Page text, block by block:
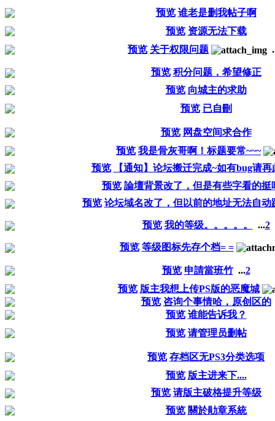
预览 谁老是删我帖子啊
预览 资源无法下载
预览 关于权限问题
预览 积分问题，希望修正
预览 向城主的求助
预览 已自刪
预览 网盘空间求合作
预览 我是骨灰哥啊！标题要常~~~
预览
【通知】论坛搬迁完成~如有bug请
预览 論壇背景改了，但是有些字看的挺
预览 论坛域名改了，但以前的地址无法自动
预览 我的等级。。。。。 ...2
预览 等级图标先存个档= =
预览 申請當班竹 ...2
预览 版主我想上传PS版的恶魔城
预览 咨询个事情哈，原创区的
预览 谁能告诉我？
预览 请管理员删帖
预览 存档区无PS3分类选项
预览 版主进来下....
预览 请版主破格提升等级
预览 關於勛章系統